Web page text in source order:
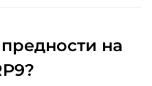
на